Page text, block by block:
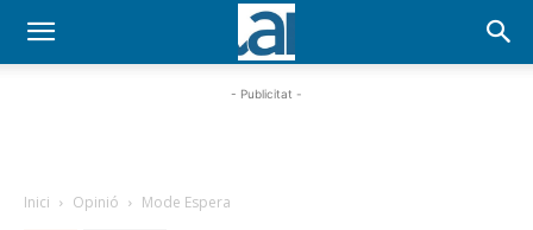
- Publicitat -
Inici Opinió Mode Espera